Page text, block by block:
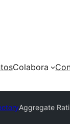
Colabora
Aggregate